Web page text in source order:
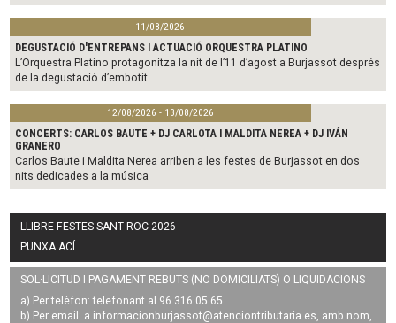
11/08/2026
DEGUSTACIÓ D'ENTREPANS I ACTUACIÓ ORQUESTRA PLATINO
L’Orquestra Platino protagonitza la nit de l’11 d’agost a Burjassot després
de la degustació d’embotit
12/08/2026 - 13/08/2026
CONCERTS: CARLOS BAUTE + DJ CARLOTA I MALDITA NEREA + DJ IVÁN
GRANERO
Carlos Baute i Maldita Nerea arriben a les festes de Burjassot en dos
nits dedicades a la música
LLIBRE FESTES SANT ROC 2026
PUNXA ACÍ
SOL·LICITUD I PAGAMENT REBUTS (NO DOMICILIATS) O LIQUIDACIONS
a) Per telèfon: telefonant al 96 316 05 65.
b) Per email: a informacionburjassot@atenciontributaria.es , amb nom,